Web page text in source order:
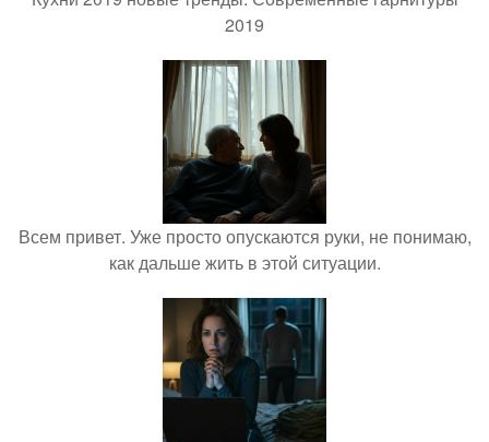
2019
Всем привет. Уже просто опускаются руки, не понимаю,
как дальше жить в этой ситуации.